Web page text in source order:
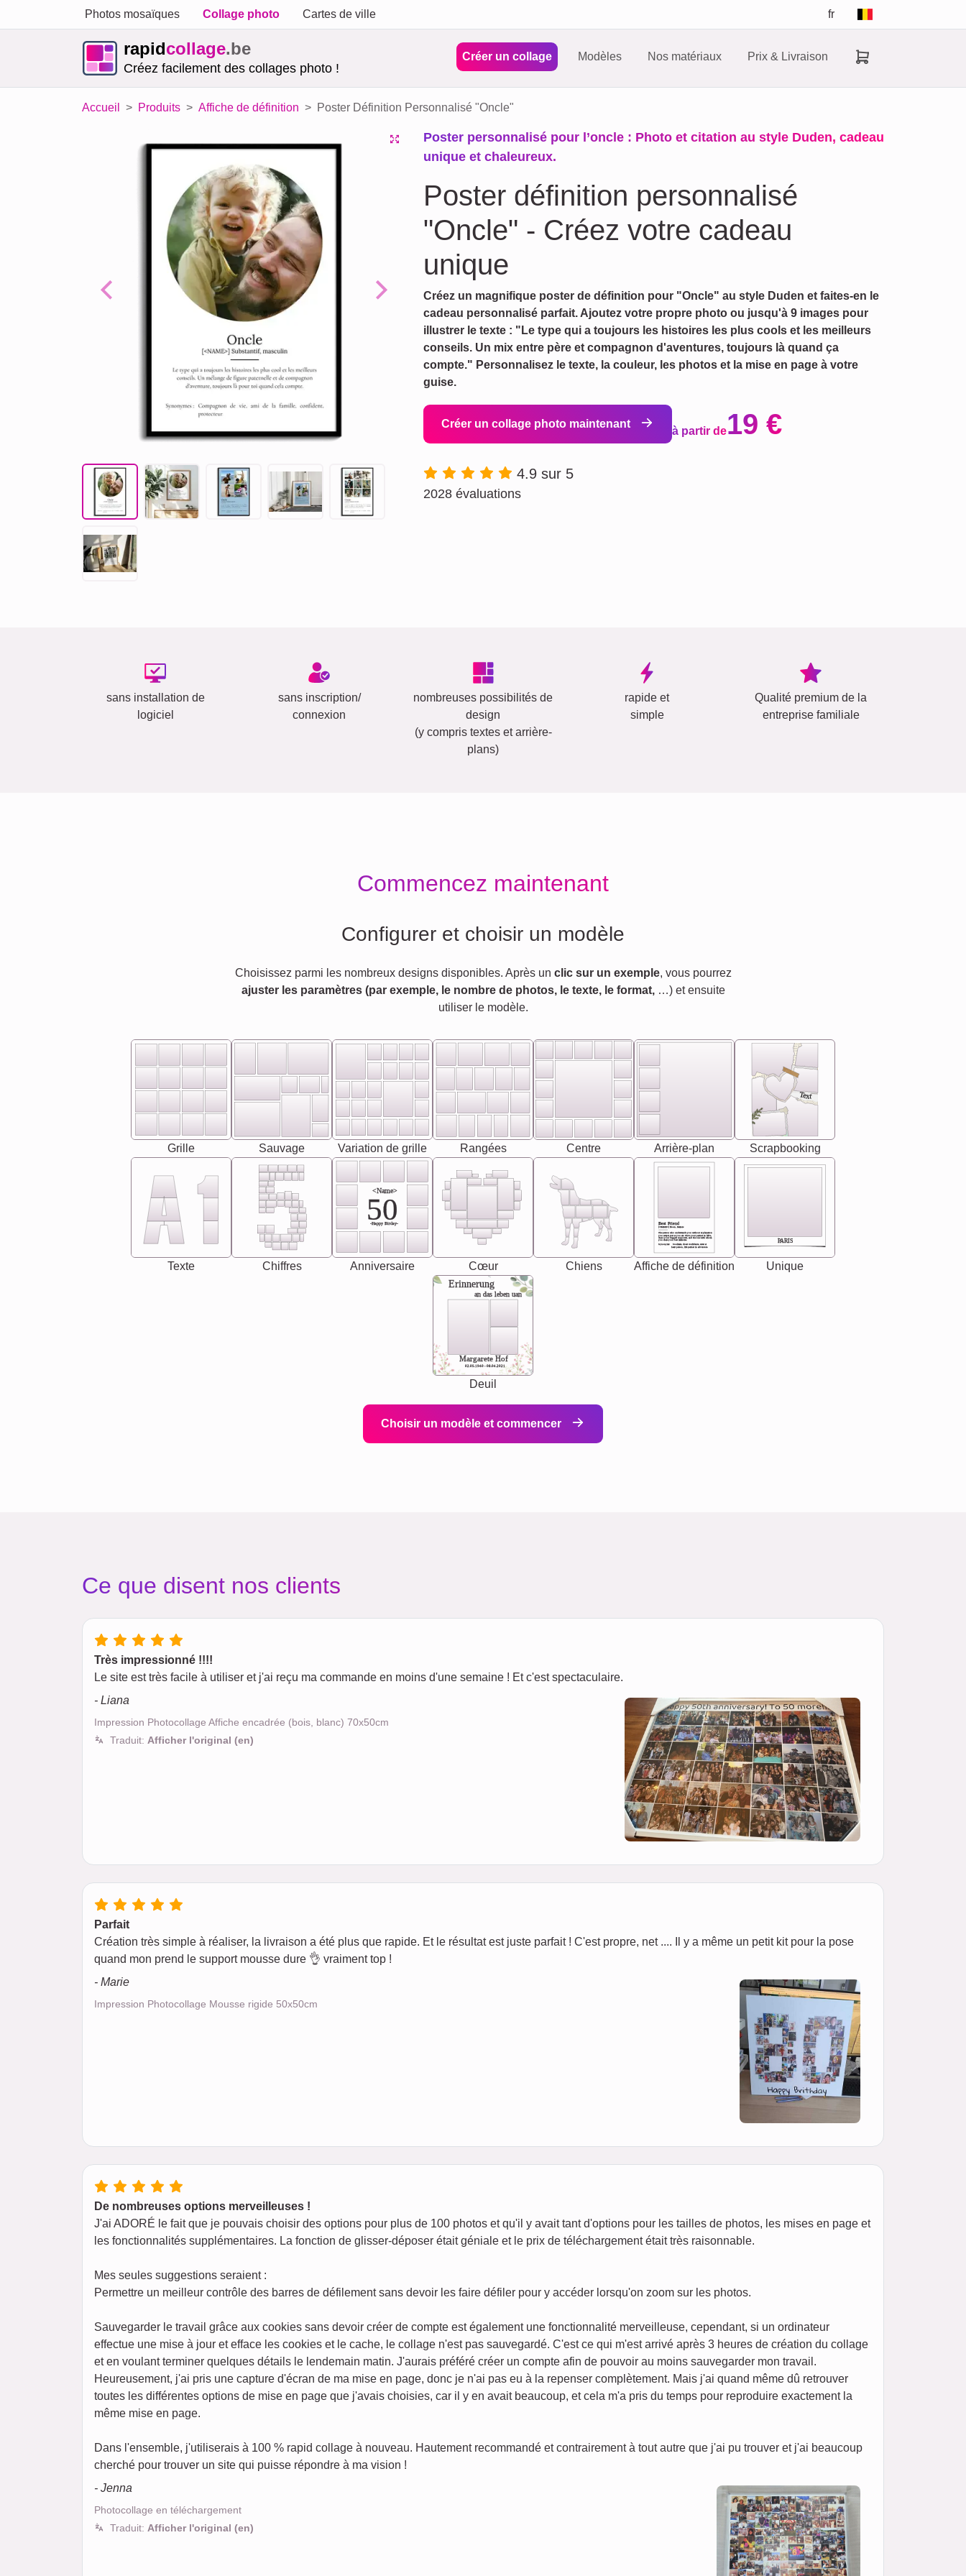
Photos mosaïques Collage photo Cartes de ville fr
rapidcollage.be
Créez facilement des collages photo !
Créer un collage Modèles Nos matériaux Prix & Livraison
Accueil Produits Affiche de définition Poster Définition Personnalisé "Oncle"
Previous Next
Poster personnalisé pour l’oncle : Photo et citation au style Duden, cadeau
unique et chaleureux.
Poster définition personnalisé
"Oncle" - Créez votre cadeau
unique
Créez un magnifique poster de définition pour "Oncle" au style Duden et faites-en le
cadeau personnalisé parfait. Ajoutez votre propre photo ou jusqu'à 9 images pour
illustrer le texte : "Le type qui a toujours les histoires les plus cools et les meilleurs
conseils. Un mix entre père et compagnon d'aventures, toujours là quand ça
compte." Personnalisez le texte, la couleur, les photos et la mise en page à votre
guise.
Créer un collage photo maintenant
à partir de19 €
4.9 sur 5
2028 évaluations
sans installation de
logiciel
sans inscription/
connexion
nombreuses possibilités de
design
(y compris textes et arrière-
plans)
rapide et
simple
Qualité premium de la
entreprise familiale
Commencez maintenant
Configurer et choisir un modèle
Choisissez parmi les nombreux designs disponibles. Après un clic sur un exemple, vous pourrez
ajuster les paramètres (par exemple, le nombre de photos, le texte, le format,…) et ensuite
utiliser le modèle.
Grille Sauvage Variation de grille Rangées Centre Arrière-plan
Text
Scrapbooking
Texte Chiffres
<Name>
50
-Happy Birday-
Anniversaire Cœur Chiens
Best Friend
[<NAME>] Noun, feminie
Synonyms: Soulmate, closet confidante, sister at
heart person, life partner in adventure.
The person who understands you without explanation
you accepts just as you are. She's your partner in life's,
chaos your biggest supporter, and the one with whom
you share your best memories.
Affiche de définition
PARIS
Unique
Erinnerung
an das leben uan
Margarete Hof
02.05.1940 - 08.04.2021
Deuil
Choisir un modèle et commencer
Ce que disent nos clients
Très impressionné !!!!
Le site est très facile à utiliser et j'ai reçu ma commande en moins d'une semaine ! Et c'est spectaculaire.
- Liana
Impression Photocollage Affiche encadrée (bois, blanc) 70x50cm
Traduit: Afficher l'original (en)
Parfait
Création très simple à réaliser, la livraison a été plus que rapide. Et le résultat est juste parfait ! C'est propre, net .... Il y a même un petit kit pour la pose
quand mon prend le support mousse dure 👌 vraiment top !
- Marie
Impression Photocollage Mousse rigide 50x50cm
De nombreuses options merveilleuses !
J'ai ADORÉ le fait que je pouvais choisir des options pour plus de 100 photos et qu'il y avait tant d'options pour les tailles de photos, les mises en page et
les fonctionnalités supplémentaires. La fonction de glisser-déposer était géniale et le prix de téléchargement était très raisonnable.
Mes seules suggestions seraient :
Permettre un meilleur contrôle des barres de défilement sans devoir les faire défiler pour y accéder lorsqu'on zoom sur les photos.
Sauvegarder le travail grâce aux cookies sans devoir créer de compte est également une fonctionnalité merveilleuse, cependant, si un ordinateur
effectue une mise à jour et efface les cookies et le cache, le collage n'est pas sauvegardé. C'est ce qui m'est arrivé après 3 heures de création du collage
et en voulant terminer quelques détails le lendemain matin. J'aurais préféré créer un compte afin de pouvoir au moins sauvegarder mon travail.
Heureusement, j'ai pris une capture d'écran de ma mise en page, donc je n'ai pas eu à la repenser complètement. Mais j'ai quand même dû retrouver
toutes les différentes options de mise en page que j'avais choisies, car il y en avait beaucoup, et cela m'a pris du temps pour reproduire exactement la
même mise en page.
Dans l'ensemble, j'utiliserais à 100 % rapid collage à nouveau. Hautement recommandé et contrairement à tout autre que j'ai pu trouver et j'ai beaucoup
cherché pour trouver un site qui puisse répondre à ma vision !
- Jenna
Photocollage en téléchargement
Traduit: Afficher l'original (en)